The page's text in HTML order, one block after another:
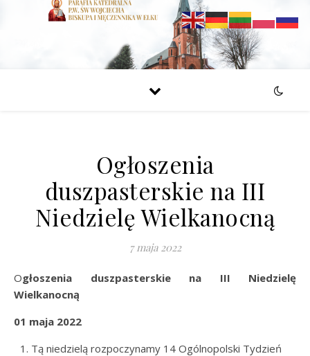
Ogłoszenia
duszpasterskie na III
Niedzielę Wielkanocną
7 maja 2022
Ogłoszenia duszpasterskie na III Niedzielę
Wielkanocną
01 maja 2022
Tą niedzielą rozpoczynamy 14 Ogólnopolski Tydzień